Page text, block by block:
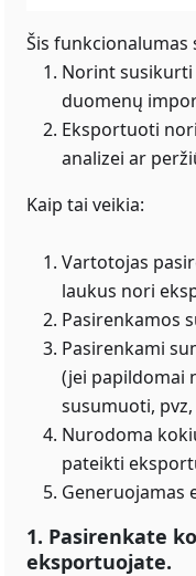
Šis funkcionalumas
Norint
duomenų
Eksportuoti
analizei ar
Kaip tai veikia:
Vartotojas
laukus nori
Pasirenkamos
Pasirenkami
(jei papildomai
susumuoti,
Nurodoma
pateikti
Generuojamas
1. Pasirenkate
eksportuojate.